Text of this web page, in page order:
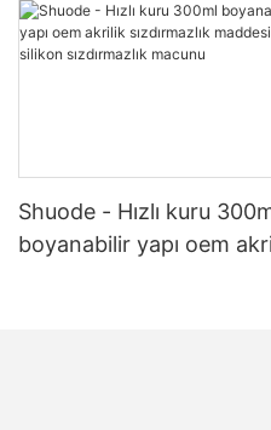
Shuode - Hızlı kuru
boyanabilir yapı oem